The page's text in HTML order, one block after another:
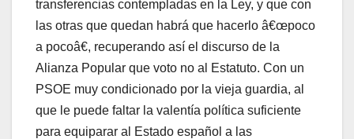
transferencias contempladas en la Ley, y que con
las otras que quedan habrá que hacerlo â€œpoco
a pocoâ€, recuperando así­ el discurso de la
Alianza Popular que voto no al Estatuto. Con un
PSOE muy condicionado por la vieja guardia, al
que le puede faltar la valentí­a polí­tica suficiente
para equiparar al Estado español a las